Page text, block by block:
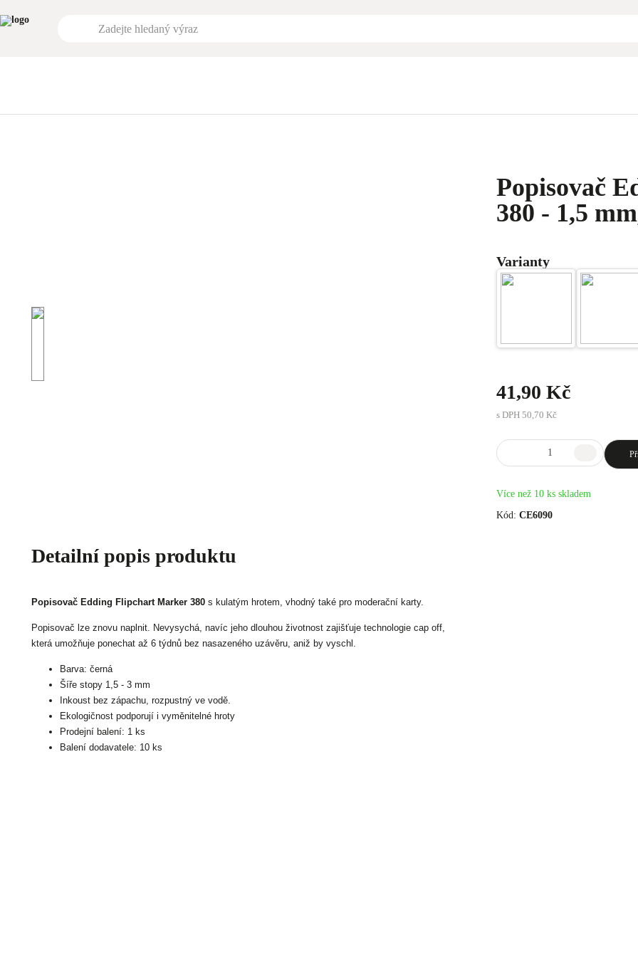
Detailní popis produktu
Popisovač Edding Flipchart Marker 380 s kulatým hrotem, vhodný také pro moderační karty.
Popisovač lze znovu naplnit. Nevysychá, navíc jeho dlouhou životnost zajišťuje technologie cap off,
která umožňuje ponechat až 6 týdnů bez nasazeného uzávěru, aniž by vyschl.
Barva: černá
Šíře stopy 1,5 - 3 mm
Inkoust bez zápachu, rozpustný ve vodě.
Ekologičnost podporují i vyměnitelné hroty
Prodejní balení: 1 ks
Balení dodavatele: 10 ks
Popisovač
380 - 1,5
Varianty
41,90 Kč
s DPH 50,70 Kč
Více než 10 ks skladem
Kód: CE6090